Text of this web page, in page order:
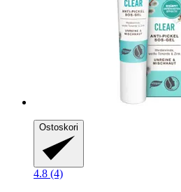
Ostoskori
4.8 (4)